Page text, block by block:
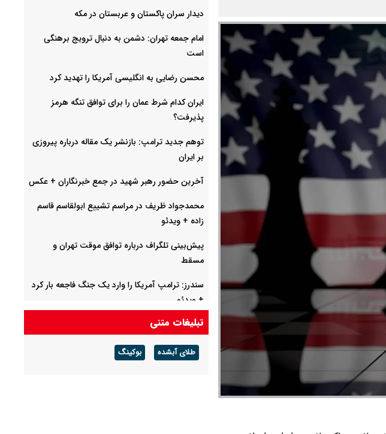
دیدار سران پاکستان و عربستان در مکه
امام جمعه تهران: دشمن به دنبال ترویج برهنگی
است
محسن رضایی به انگلیسی آمریکا را تهدید کرد
ایران کدام شرط عمان را برای توافق تنگه هرمز
پذیرفت؟
توهم جدید ترامپ: بازنشر یک مقاله درباره پیروزی
بر ایران
آخرین حضور رهبر شهید در جمع خبرنگاران + عکس
محمدجواد ظریف در مراسم تشییع ابولقاسم قاسم
زاده + ویدئو
پیش‌بینی تلگراف درباره توافق موقت تهران و
مسقط
سندرز: ترامپ آمریکا را وارد یک جنگ فاجعه بار کرد
+ ویدئو
سخنرانی دیده نشده آیت‌الله هاشمی درباره دلایل
پذیرش قطعنامه ۵۹۸ + ویدیو
تبلیغات متنی
طلای آبشده بوکینگ